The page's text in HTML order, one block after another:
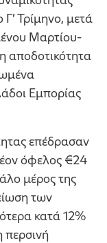
Τρίμηνο, μετά
Μαρτίου-
αποδοτικότητα
Εμπορίας
επέδρασαν
όφελος €24
μέρος της
των
κατά 12%
περσινή